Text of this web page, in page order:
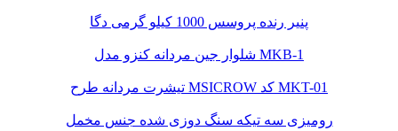
پنیر رنده پروسس 1000 کیلو گرمی دگا
شلوار جین مردانه کنزو مدل MKB-1
تیشرت مردانه طرح MSICROW کد MKT-01
رومیزی سه تیکه سنگ دوزی شده جنس مخمل